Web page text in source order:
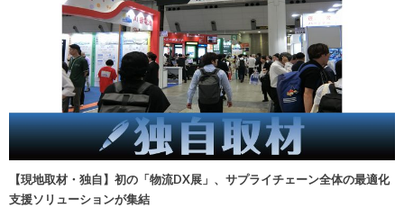
【現地取材・独自】初の「物流DX展」、サプライチェーン全体の最適化
支援ソリューションが集結